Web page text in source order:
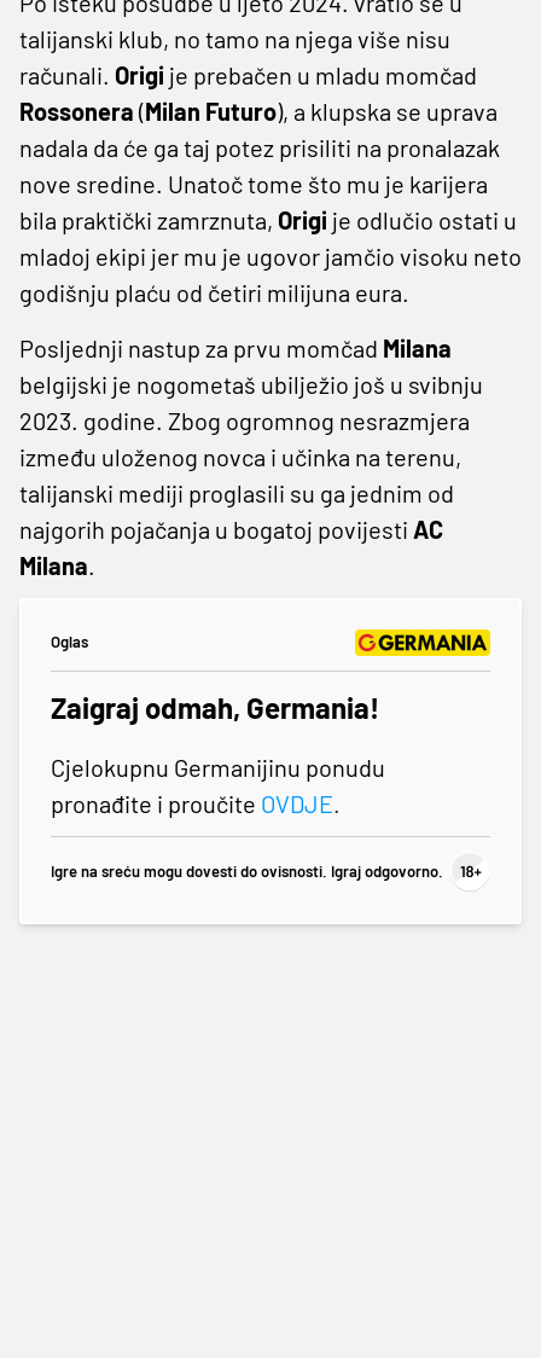
talijanski klub, no tamo na njega više nisu
računali. Origi je prebačen u mladu momčad
Rossonera (Milan Futuro), a klupska se uprava
nadala da će ga taj potez prisiliti na pronalazak
nove sredine. Unatoč tome što mu je karijera
bila praktički zamrznuta, Origi je odlučio ostati u
mladoj ekipi jer mu je ugovor jamčio visoku neto
godišnju plaću od četiri milijuna eura.
Posljednji nastup za prvu momčad Milana
belgijski je nogometaš ubilježio još u svibnju
2023. godine. Zbog ogromnog nesrazmjera
između uloženog novca i učinka na terenu,
talijanski mediji proglasili su ga jednim od
najgorih pojačanja u bogatoj povijesti AC
Milana.
Oglas
Zaigraj odmah, Germania!
Cjelokupnu Germanijinu ponudu
pronađite i proučite OVDJE.
Igre na sreću mogu dovesti do ovisnosti. Igraj odgovorno.